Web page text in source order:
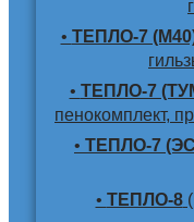
• ТЕПЛО-7
• ТЕПЛО-7
пенокомплект,
• ТЕПЛО-7
• ТЕПЛО-8